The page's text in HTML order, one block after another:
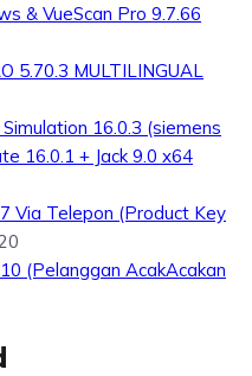
& VueScan Pro 9.7.66
5.70.3 MULTILINGUAL
16.0.3 (siemens
16.0.1 + Jack 9.0 x64
Via Telepon (Product Key
(Pelanggan AcakAcakan